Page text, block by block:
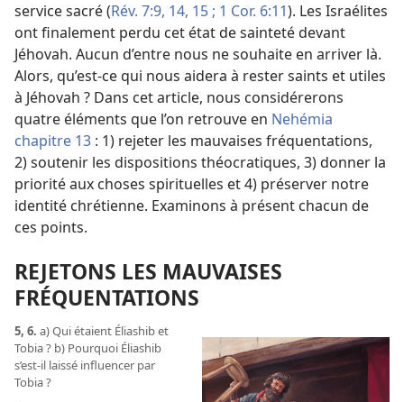
service sacré (Rév. 7:9, 14, 15 ; 1 Cor. 6:11). Les Israélites
ont finalement perdu cet état de sainteté devant
Jéhovah. Aucun d’entre nous ne souhaite en arriver là.
Alors, qu’est-ce qui nous aidera à rester saints et utiles
à Jéhovah ? Dans cet article, nous considérerons
quatre éléments que l’on retrouve en Nehémia
chapitre 13 : 1) rejeter les mauvaises fréquentations,
2) soutenir les dispositions théocratiques, 3) donner la
priorité aux choses spirituelles et 4) préserver notre
identité chrétienne. Examinons à présent chacun de
ces points.
REJETONS LES MAUVAISES
FRÉQUENTATIONS
5, 6. a) Qui étaient Éliashib et
Tobia ? b) Pourquoi Éliashib
s’est-il laissé influencer par
Tobia ?